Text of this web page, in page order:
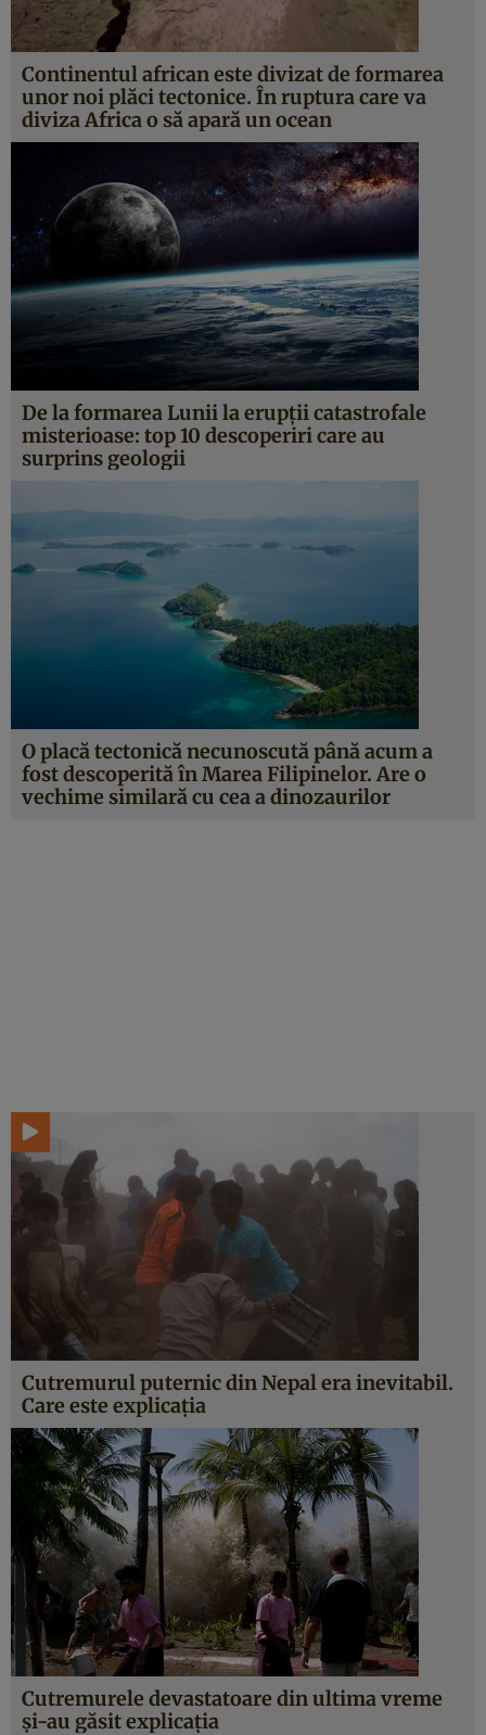
Continentul african este divizat de formarea
unor noi plăci tectonice. În ruptura care va
diviza Africa o să apară un ocean
De la formarea Lunii la erupţii catastrofale
misterioase: top 10 descoperiri care au
surprins geologii
O placă tectonică necunoscută până acum a
fost descoperită în Marea Filipinelor. Are o
vechime similară cu cea a dinozaurilor
Cutremurul puternic din Nepal era inevitabil.
Care este explicaţia
Cutremurele devastatoare din ultima vreme
şi-au găsit explicaţia